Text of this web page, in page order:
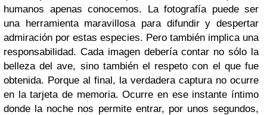
humanos apenas conocemos. La fotografía puede ser
una herramienta maravillosa para difundir y despertar
admiración por estas especies. Pero también implica una
responsabilidad. Cada imagen debería contar no sólo la
belleza del ave, sino también el respeto con el que fue
obtenida. Porque al final, la verdadera captura no ocurre
en la tarjeta de memoria. Ocurre en ese instante íntimo
donde la noche nos permite entrar, por unos segundos,